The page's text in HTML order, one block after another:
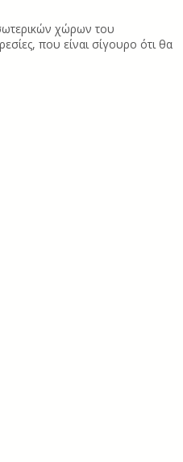
χώρων του
που είναι σίγουρο ότι θα